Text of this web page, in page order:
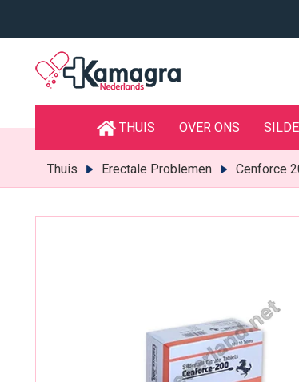
THUIS OVER ONS
Thuis Erectale Problemen Cenforce